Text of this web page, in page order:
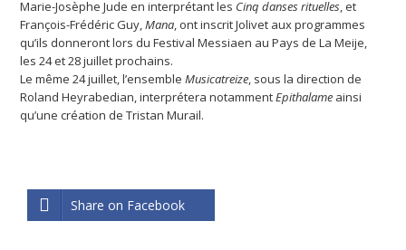
Marie-Josèphe Jude en interprétant les Cinq danses rituelles, et
François-Frédéric Guy,Mana, ont inscrit Jolivet aux programmes
qu’ils donneront lors du Festival Messiaen au Pays de La Meije,
les 24 et 28 juillet prochains.
Le même 24 juillet, l’ensembleMusicatreize, sous la direction de
Roland Heyrabedian, interprétera notammentEpithalame ainsi
qu’une création de Tristan Murail.
Share on Facebook